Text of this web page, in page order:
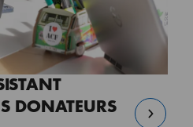
DONATEURS